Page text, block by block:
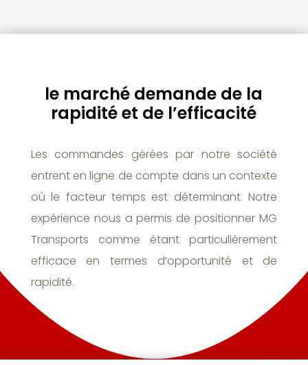
le marché demande de la
rapidité et de l’efficacité
Les commandes gérées par notre société
entrent en ligne de compte dans un contexte
où le facteur temps est déterminant. Notre
expérience nous a permis de positionner MG
Transports comme étant particulièrement
efficace en termes d’opportunité et de
rapidité.